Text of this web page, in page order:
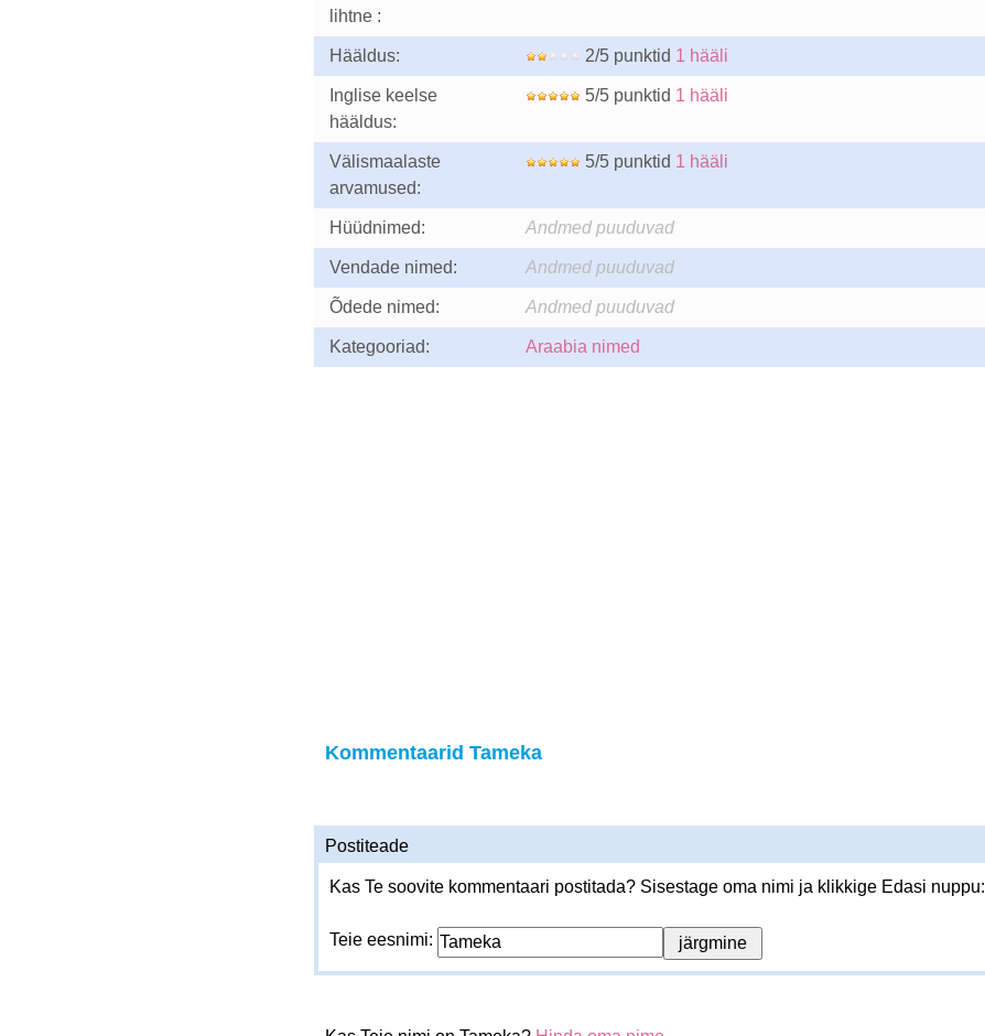
lihtne :
Hääldus: 2/5 punktid 1 hääli
Inglise keelse
hääldus:
5/5 punktid 1 hääli
Välismaalaste
arvamused:
5/5 punktid 1 hääli
Hüüdnimed: Andmed puuduvad
Vendade nimed: Andmed puuduvad
Õdede nimed: Andmed puuduvad
Kategooriad: Araabia nimed
Kommentaarid Tameka
Postiteade
Kas Te soovite kommentaari postitada? Sisestage oma nimi ja klikkige Edasi nuppu:
Teie eesnimi: